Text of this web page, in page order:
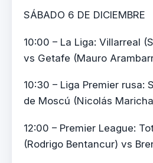
SÁBADO 6 DE DICIEMBRE
10:00 – La Liga: Villarreal
vs Getafe (Mauro
10:30 – Liga Premier rusa:
de Moscú (Nicolás
12:00 – Premier League:
(Rodrigo Bentancur) vs